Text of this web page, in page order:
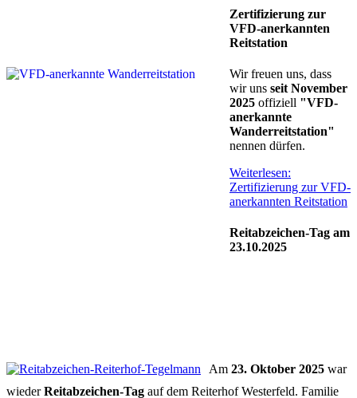
Zertifizierung zur
VFD-anerkannten
Reitstation
Wir freuen uns, dass
wir uns seit November
2025 offiziell "VFD-
anerkannte
Wanderreitstation"
nennen dürfen.
Weiterlesen:
Zertifizierung zur VFD-
anerkannten Reitstation
Reitabzeichen-Tag am
23.10.2025
Am 23. Oktober 2025 war
wiederReitabzeichen-Tag auf dem Reiterhof Westerfeld. Familie